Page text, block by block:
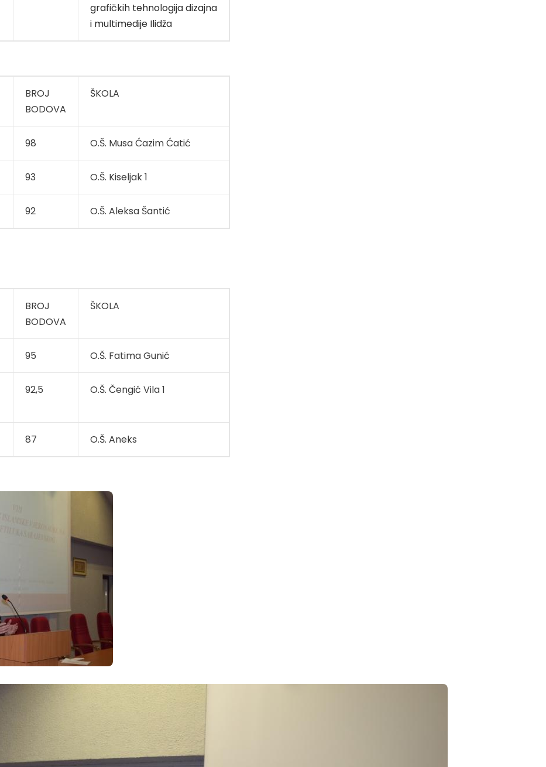
grafičkih tehnologija dizajna
i multimedije Ilidža
BROJ
BODOVA
ŠKOLA
98 O.Š. Musa Ćazim Ćatić
93 O.Š. Kiseljak 1
92 O.Š. Aleksa Šantić
BROJ
BODOVA
ŠKOLA
95 O.Š. Fatima Gunić
92,5 O.Š. Čengić Vila 1
87 O.Š. Aneks